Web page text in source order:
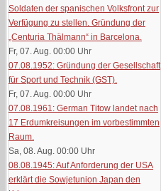
Soldaten der spanischen Volksfront zur
Verfügung zu stellen. Gründung der
„Centuria Thälmann“ in Barcelona.
Fr, 07. Aug. 00:00 Uhr
07.08.1952: Gründung der Gesellschaft
für Sport und Technik (GST).
Fr, 07. Aug. 00:00 Uhr
07.08.1961: German Titow landet nach
17 Erdumkreisungen im vorbestimmten
Raum.
Sa, 08. Aug. 00:00 Uhr
08.08.1945: Auf Anforderung der USA
erklärt die Sowjetunion Japan den